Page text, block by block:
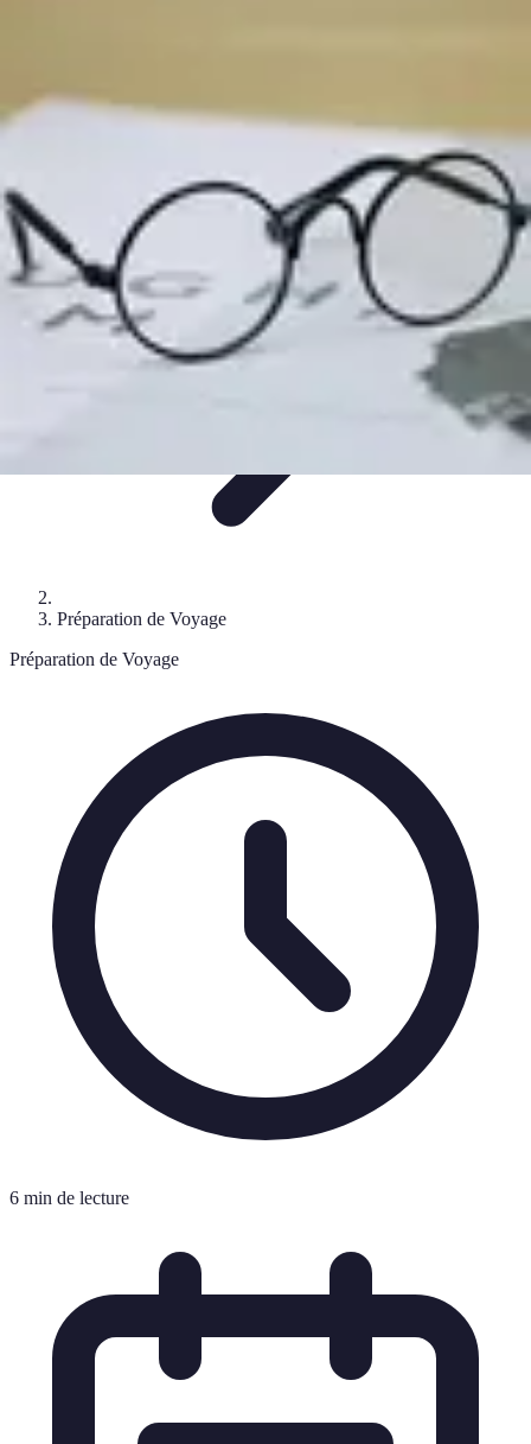
Destination Exotique
Préparation de Voyage
Préparation de Voyage
6 min de lecture